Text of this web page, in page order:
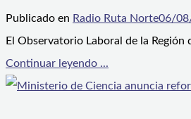
Publicado en Radio Ruta Norte06/
El Observatorio Laboral de la
Continuar leyendo ...